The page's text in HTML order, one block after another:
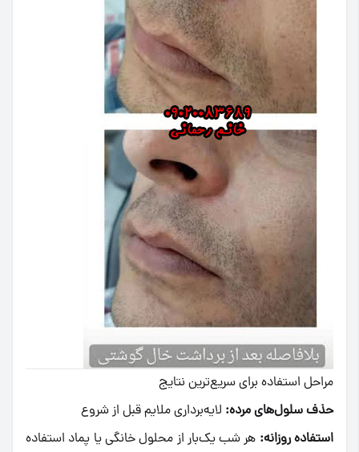
مراحل استفاده برای سریع‌ترین نتایج
حذف سلول‌های مرده: لایه‌برداری ملایم قبل از شروع
استفاده روزانه: هر شب یک‌بار از محلول خانگی یا پماد استفاده